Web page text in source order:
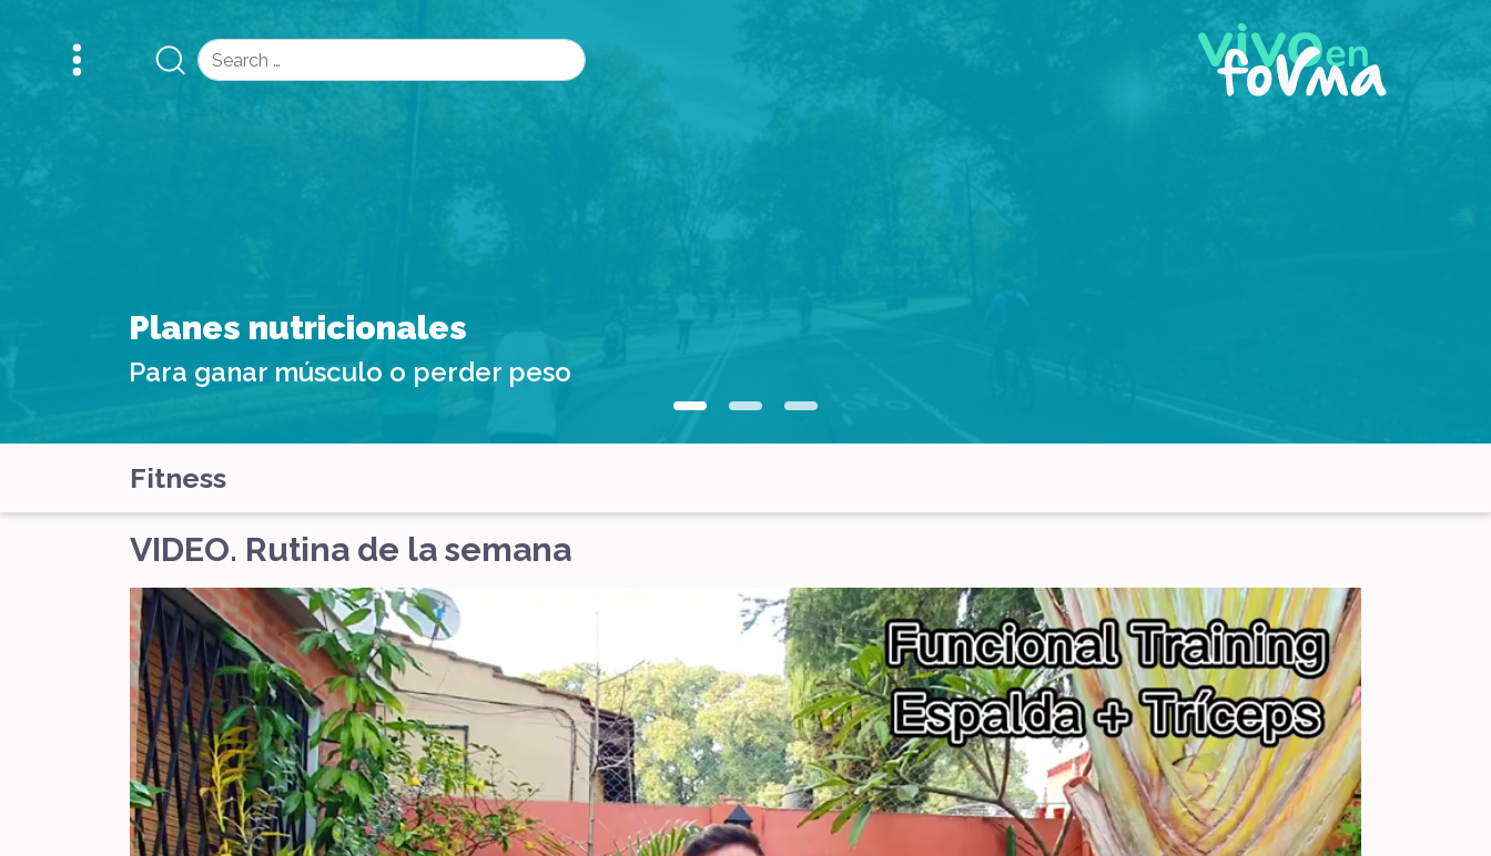
Search
Planes nutricionales
Para ganar músculo o perder peso
Fitness
VIDEO. Rutina de la semana